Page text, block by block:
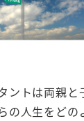
ントは両親と
の人生をどの